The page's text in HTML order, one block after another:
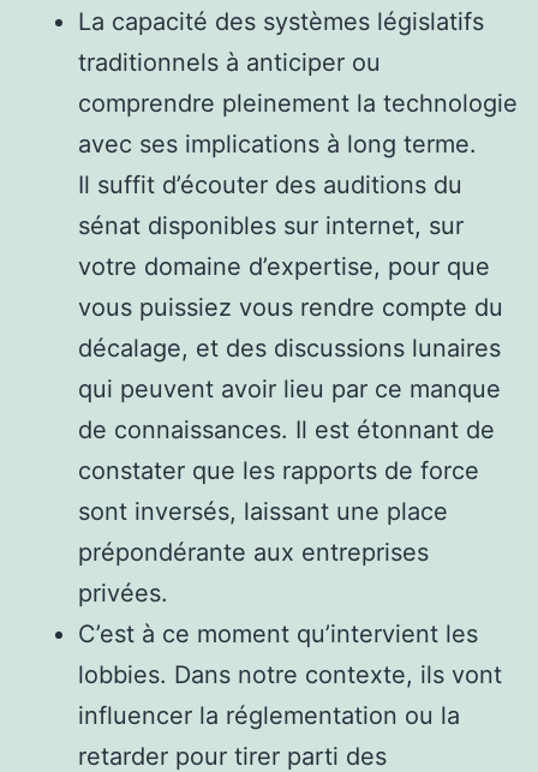
La capacité des systèmes législatifs
traditionnels à anticiper ou
comprendre pleinement la technologie
avec ses implications à long terme.
Il suffit d’écouter des auditions du
sénat disponibles sur internet, sur
votre domaine d’expertise, pour que
vous puissiez vous rendre compte du
décalage, et des discussions lunaires
qui peuvent avoir lieu par ce manque
de connaissances. Il est étonnant de
constater que les rapports de force
sont inversés, laissant une place
prépondérante aux entreprises
privées.
C’est à ce moment qu’intervient les
lobbies. Dans notre contexte, ils vont
influencer la réglementation ou la
retarder pour tirer parti des